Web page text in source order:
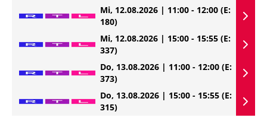
Mi, 12.08.2026 | 11:00 - 12:00 (E:
180)
Mi, 12.08.2026 | 15:00 - 15:55 (E:
337)
Do, 13.08.2026 | 11:00 - 12:00 (E:
373)
Do, 13.08.2026 | 15:00 - 15:55 (E:
315)